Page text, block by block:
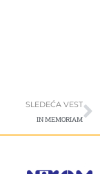
SLEDEĆA VEST
IN MEMORIAM